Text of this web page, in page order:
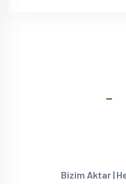
Bizim Aktar |